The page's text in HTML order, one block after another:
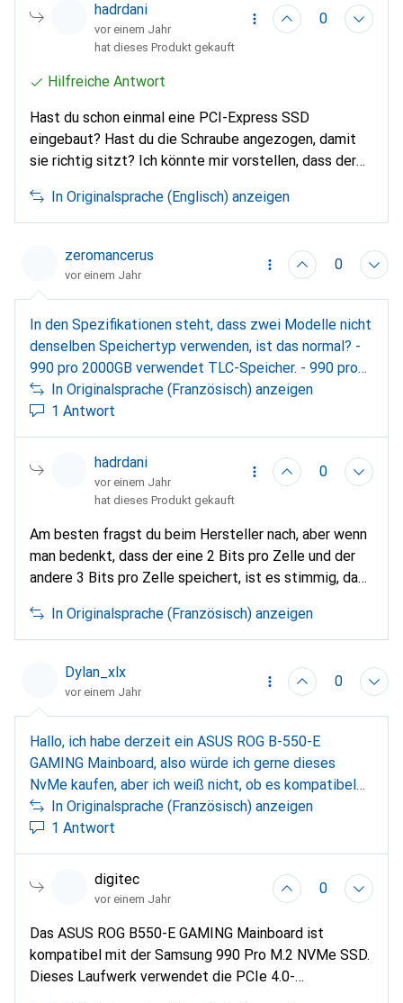
615s. Kann mir jemand helfen?
hadrdani
vor einem Jahr
0
hat dieses Produkt gekauft
Hilfreiche Antwort
Hast du schon einmal eine PCI-Express SSD
eingebaut? Hast du die Schraube angezogen, damit
sie richtig sitzt? Ich könnte mir vorstellen, dass der
Erweiterungssteckplätze hat, aber keine Schraube auf
der gegenüberliegenden Seite, um die SSD zu
Kapazitätsgrenze für die SSD gibt oder ob eine
bestimmte Marke für die Kompatibilität empfohlen
dass sie vom System nicht erkannt wird. Eine
Bootschleife aufgrund der Installation riecht eher
nach einer schlechten Verbindung, die den POST-
Prozess zum Scheitern bringt und einen Neustart
verursacht.
In Originalsprache (Englisch) anzeigen
zeromancerus
vor einem Jahr
0
In den Spezifikationen steht, dass zwei Modelle nicht
denselben Speichertyp verwenden, ist das normal? -
990 pro 2000GB verwendet TLC-Speicher. - 990 pro
4000gb verwendet MLC-Speicher?
In Originalsprache (Französisch) anzeigen
1 Antwort
hadrdani
vor einem Jahr
0
hat dieses Produkt gekauft
Am besten fragst du beim Hersteller nach, aber wenn
man bedenkt, dass der eine 2 Bits pro Zelle und der
andere 3 Bits pro Zelle speichert, ist es stimmig, dass
In Originalsprache (Französisch) anzeigen
Dylan_xlx
vor einem Jahr
0
Hallo, ich habe derzeit ein ASUS ROG B-550-E
GAMING Mainboard, also würde ich gerne dieses
NvMe kaufen, aber ich weiß nicht, ob es kompatibel
ist? Wenn jemand von euch mir das sagen kann, danke!
In Originalsprache (Französisch) anzeigen
1 Antwort
digitec
vor einem Jahr
0
Das ASUS ROG B550-E GAMING Mainboard ist
kompatibel mit der Samsung 990 Pro M.2 NVMe SSD.
Dieses Laufwerk verwendet die PCIe 4.0-